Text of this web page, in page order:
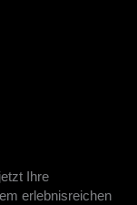
Ihre
erlebnisreichen